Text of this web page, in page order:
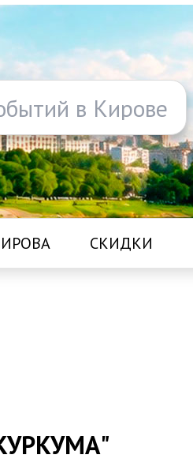
в Кирове
СКИДКИ